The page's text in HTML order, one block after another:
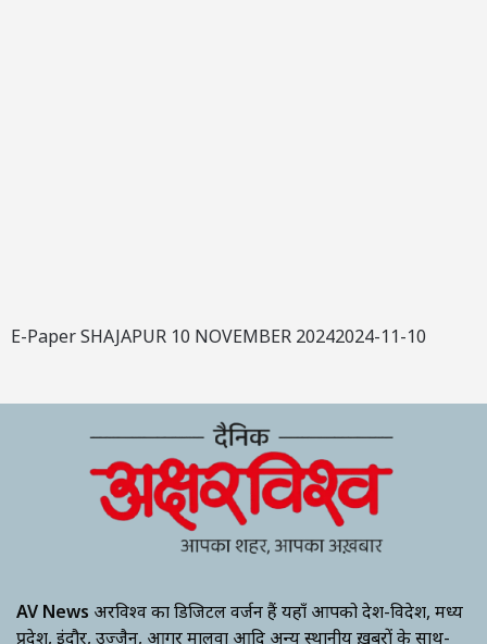
E-Paper SHAJAPUR 10 NOVEMBER 20242024-11-10
AV News अक्षरविश्व का डिजिटल वर्जन हैं यहाँ आपको देश-विदेश, मध्य
प्रदेश, इंदौर, उज्जैन, आगर मालवा आदि अन्य स्थानीय ख़बरों के साथ-